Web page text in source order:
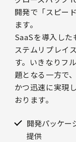
開発で「スピー
ます。
SaaSを導入し
ステムリプレイ
す。いきなりフ
題となる一方で
かつ迅速に実現
おります。
開発パッケー
提供